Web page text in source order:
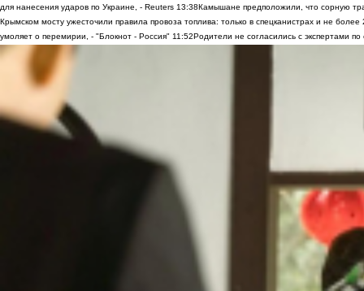
для нанесения ударов по Украине, - Reuters 13:38Камышане предположили, что сорную
Крымском мосту ужесточили правила провоза топлива: только в спецканистрах и не
умоляет о перемирии, - "Блокнот - Россия" 11:52Родители не согласились с экспертами